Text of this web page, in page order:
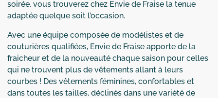
soirée, vous trouverez chez Envie de Fraise la tenue
adaptée quelque soit l’occasion.
Avec une équipe composée de modélistes et de
couturières qualifiées, Envie de Fraise apporte de la
fraicheur et de la nouveauté chaque saison pour celles
qui ne trouvent plus de vêtements allant à leurs
courbes ! Des vêtements féminines, confortables et
dans toutes les tailles, déclinés dans une variété de